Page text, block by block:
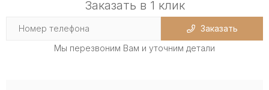
Заказать в 1 клик
Заказать
Мы перезвоним Вам и уточним детали